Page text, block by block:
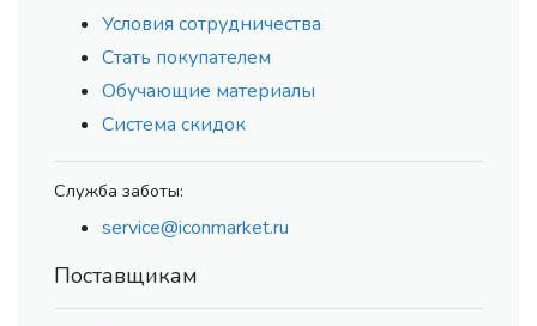
Условия сотрудничества
Стать покупателем
Обучающие материалы
Система скидок
Служба заботы:
service@iconmarket.ru
Поставщикам